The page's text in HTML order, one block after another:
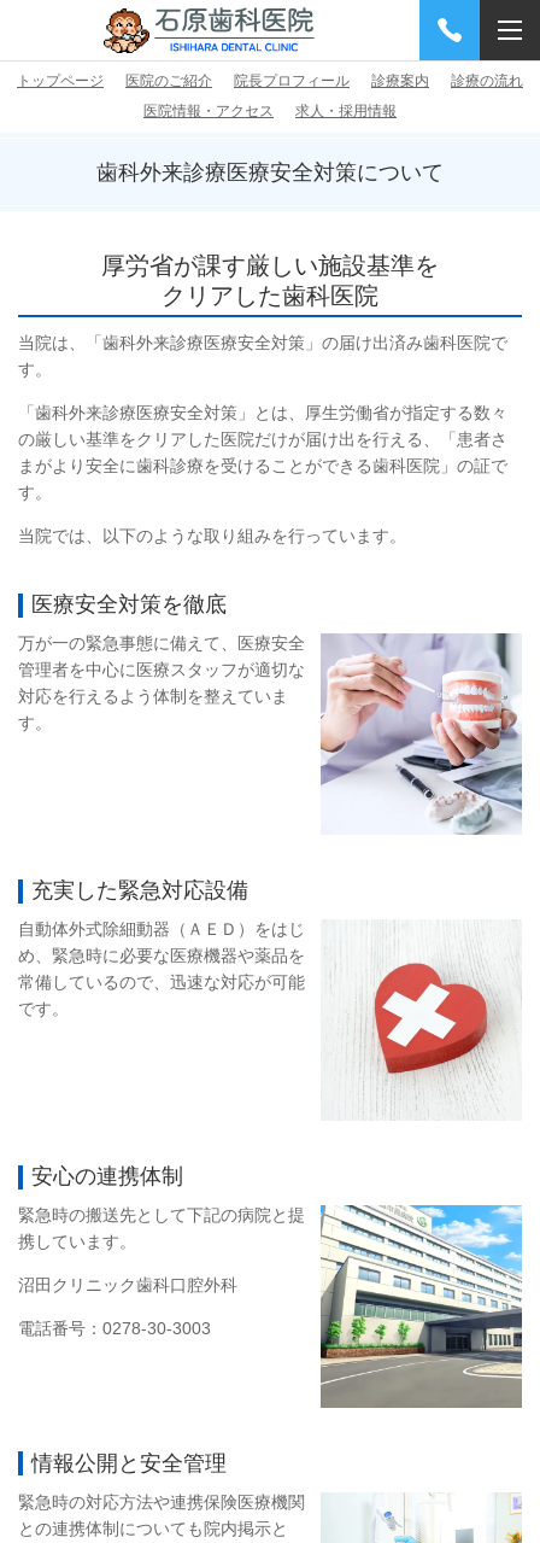
トップページ 医院のご紹介 院長プロフィール 診療案内
診療の流れ
医院情報・アクセス
求人・採用情報
歯科外来診療医療安全対策について
厚労省が課す厳しい施設基準を
クリアした歯科医院
当院は、「歯科外来診療医療安全対策」の届け出済み歯科医院で
す。
「歯科外来診療医療安全対策」とは、厚生労働省が指定する数々
の厳しい基準をクリアした医院だけが届け出を行える、「患者さ
まがより安全に歯科診療を受けることができる歯科医院」の証で
す。
当院では、以下のような取り組みを行っています。
医療安全対策を徹底
万が一の緊急事態に備えて、医療安全
管理者を中心に医療スタッフが適切な
対応を行えるよう体制を整えていま
す。
充実した緊急対応設備
自動体外式除細動器（ＡＥＤ）をはじ
め、緊急時に必要な医療機器や薬品を
常備しているので、迅速な対応が可能
です。
安心の連携体制
緊急時の搬送先として下記の病院と提
携しています。
沼田クリニック歯科口腔外科
電話番号：0278-30-3003
情報公開と安全管理
緊急時の対応方法や連携保険医療機関
との連携体制についても院内掲示と